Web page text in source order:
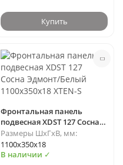
Купить
Фронтальная панель
подвесная XDST 127 Сосна
Эдмонт/Белый 1100х350х18
XTEN-S
Размеры ШхГхВ, мм:
1100х350х18
В наличии ✓